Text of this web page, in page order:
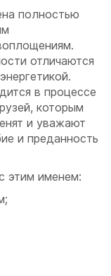
полностью
отличаются
в процессе
которым
и уважают
и преданность
этим именем: